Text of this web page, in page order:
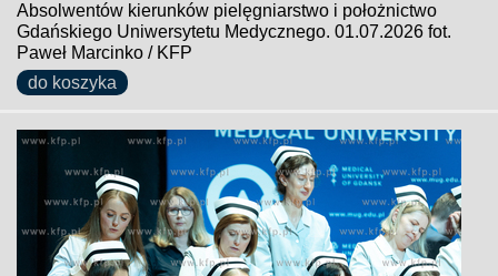
Absolwentów kierunków pielęgniarstwo i położnictwo
Gdańskiego Uniwersytetu Medycznego. 01.07.2026 fot.
Paweł Marcinko / KFP
do koszyka